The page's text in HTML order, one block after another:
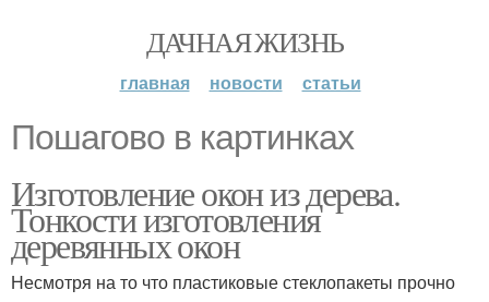
ДАЧНАЯ ЖИЗНЬ
главная новости статьи
Пошагово в картинках
Изготовление окон из дерева.
Тонкости изготовления
деревянных окон
Несмотря на то что пластиковые стеклопакеты прочно